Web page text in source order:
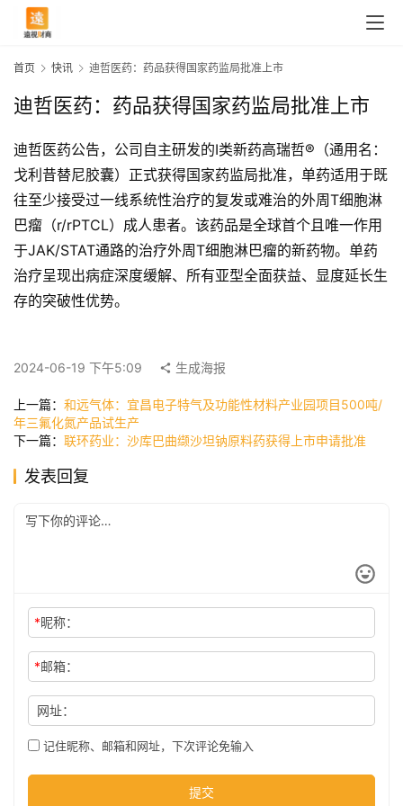
首
讯
公
技
首页 快讯 迪哲医药：药品获得国家药监局批准上市
迪哲医药：药品获得国家药监局批准上市
迪哲医药公告，公司自主研发的I类新药高瑞哲®（通用名：
戈利昔替尼胶囊）正式获得国家药监局批准，单药适用于既
往至少接受过一线系统性治疗的复发或难治的外周T细胞淋
巴瘤（r/rPTCL）成人患者。该药品是全球首个且唯一作用
于JAK/STAT通路的治疗外周T细胞淋巴瘤的新药物。单药
治疗呈现出病症深度缓解、所有亚型全面获益、显度延长生
存的突破性优势。
2024-06-19 下午5:09 生成海报
上一篇： 和远气体：宜昌电子特气及功能性材料产业园项目500吨/
年三氟化氮产品试生产
下一篇： 联环药业：沙库巴曲缬沙坦钠原料药获得上市申请批准
发表回复
*昵称：
*邮箱：
网址：
记住昵称、邮箱和网址，下次评论免输入
提交